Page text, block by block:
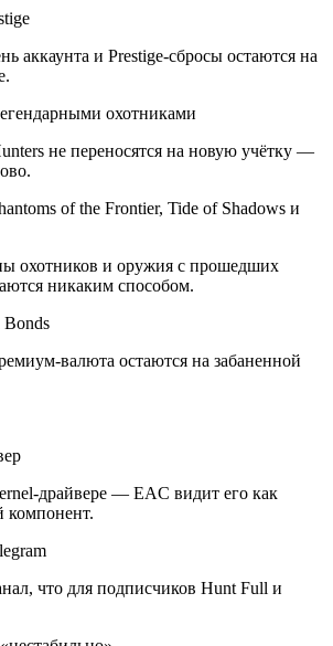
аккаунта и Prestige-сбросы остаются на
охотниками
не переносятся на новую учётку —
of the Frontier, Tide of Shadows и
охотников и оружия с прошедших
никаким способом.
валюта остаются на забаненной
драйвере — EAC видит его как
компонент.
что для подписчиков Hunt Full и